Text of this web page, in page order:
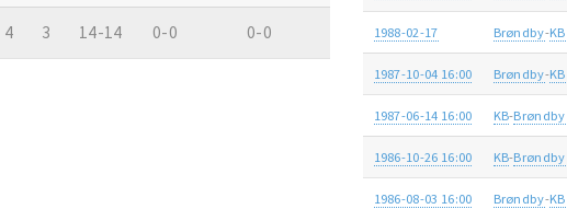
4 3 14-14 0-0 0-0 1988-02-17 Brøndby-KB
1987-10-04 16:00 Brøndby-KB
1987-06-14 16:00 KB-Brøndby
1986-10-26 16:00 KB-Brøndby
1986-08-03 16:00 Brøndby-KB